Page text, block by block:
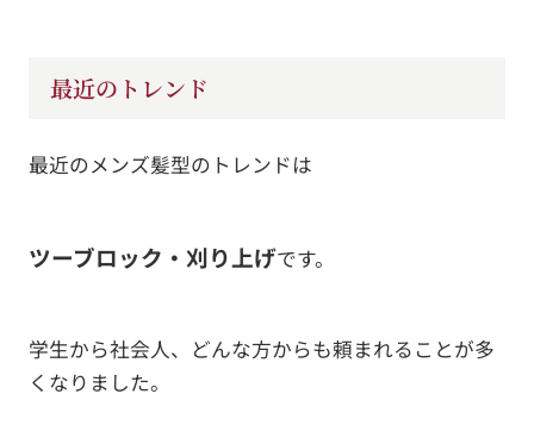
最近のトレンド
最近のメンズ髪型のトレンドは
ツーブロック・刈り上げです。
学生から社会人、どんな方からも頼まれることが多
くなりました。